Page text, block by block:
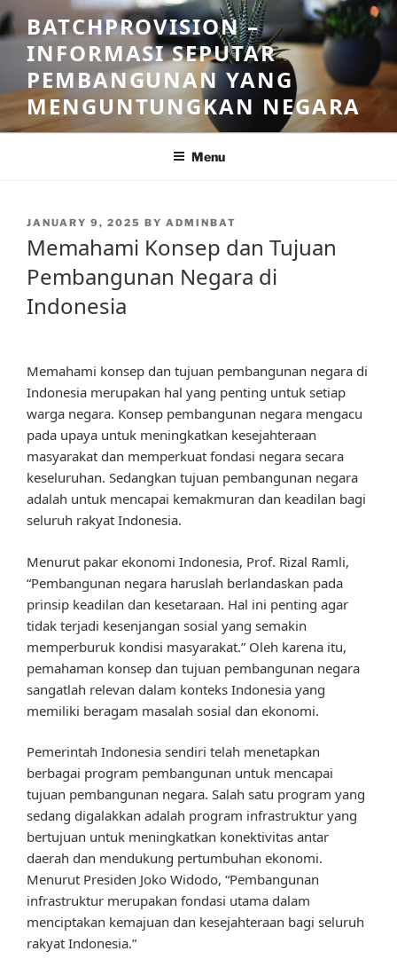
Skip
to
content
BATCHPROVISION –
INFORMASI SEPUTAR
PEMBANGUNAN YANG
MENGUNTUNGKAN NEGARA
Menu
POSTED
JANUARY 9, 2025 BY ADMINBAT
Memahami Konsep dan Tujuan
Pembangunan Negara di
Indonesia
Memahami konsep dan tujuan pembangunan negara di
Indonesia merupakan hal yang penting untuk setiap
warga negara. Konsep pembangunan negara mengacu
pada upaya untuk meningkatkan kesejahteraan
masyarakat dan memperkuat fondasi negara secara
keseluruhan. Sedangkan tujuan pembangunan negara
adalah untuk mencapai kemakmuran dan keadilan bagi
seluruh rakyat Indonesia.
Menurut pakar ekonomi Indonesia, Prof. Rizal Ramli,
“Pembangunan negara haruslah berlandaskan pada
prinsip keadilan dan kesetaraan. Hal ini penting agar
tidak terjadi kesenjangan sosial yang semakin
memperburuk kondisi masyarakat.” Oleh karena itu,
pemahaman konsep dan tujuan pembangunan negara
sangatlah relevan dalam konteks Indonesia yang
memiliki beragam masalah sosial dan ekonomi.
Pemerintah Indonesia sendiri telah menetapkan
berbagai program pembangunan untuk mencapai
tujuan pembangunan negara. Salah satu program yang
sedang digalakkan adalah program infrastruktur yang
bertujuan untuk meningkatkan konektivitas antar
daerah dan mendukung pertumbuhan ekonomi.
Menurut Presiden Joko Widodo, “Pembangunan
infrastruktur merupakan fondasi utama dalam
menciptakan kemajuan dan kesejahteraan bagi seluruh
rakyat Indonesia.”